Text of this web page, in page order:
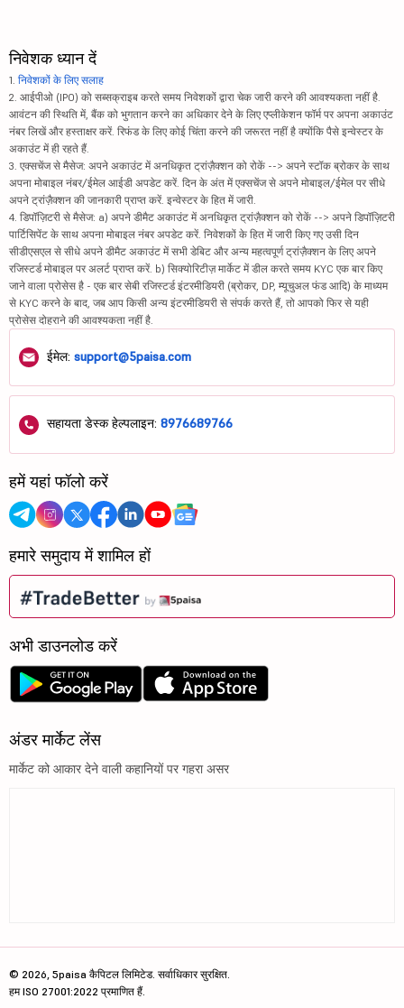
निवेशक ध्यान दें
1. निवेशकों के लिए सलाह
2. आईपीओ (IPO) को सब्सक्राइब करते समय निवेशकों द्वारा चेक जारी करने की आवश्यकता नहीं है.
आवंटन की स्थिति में, बैंक को भुगतान करने का अधिकार देने के लिए एप्लीकेशन फॉर्म पर अपना अकाउंट
नंबर लिखें और हस्ताक्षर करें. रिफंड के लिए कोई चिंता करने की जरूरत नहीं है क्योंकि पैसे इन्वेस्टर के
अकाउंट में ही रहते हैं.
3. एक्सचेंज से मैसेज: अपने अकाउंट में अनधिकृत ट्रांज़ैक्शन को रोकें --> अपने स्टॉक ब्रोकर के साथ
अपना मोबाइल नंबर/ईमेल आईडी अपडेट करें. दिन के अंत में एक्सचेंज से अपने मोबाइल/ईमेल पर सीधे
अपने ट्रांज़ैक्शन की जानकारी प्राप्त करें. इन्वेस्टर के हित में जारी.
4. डिपॉज़िटरी से मैसेज: a) अपने डीमैट अकाउंट में अनधिकृत ट्रांज़ैक्शन को रोकें --> अपने डिपॉज़िटरी
पार्टिसिपेंट के साथ अपना मोबाइल नंबर अपडेट करें. निवेशकों के हित में जारी किए गए उसी दिन
सीडीएसएल से सीधे अपने डीमैट अकाउंट में सभी डेबिट और अन्य महत्वपूर्ण ट्रांज़ैक्शन के लिए अपने
रजिस्टर्ड मोबाइल पर अलर्ट प्राप्त करें. b) सिक्योरिटीज़ मार्केट में डील करते समय KYC एक बार किए
जाने वाला प्रोसेस है - एक बार सेबी रजिस्टर्ड इंटरमीडियरी (ब्रोकर, DP, म्यूचुअल फंड आदि) के माध्यम
से KYC करने के बाद, जब आप किसी अन्य इंटरमीडियरी से संपर्क करते हैं, तो आपको फिर से यही
प्रोसेस दोहराने की आवश्यकता नहीं है.
ईमेल: support@5paisa.com
सहायता डेस्क हेल्पलाइन: 8976689766
हमें यहां फॉलो करें
हमारे समुदाय में शामिल हों
अभी डाउनलोड करें
अंडर मार्केट लेंस
मार्केट को आकार देने वाली कहानियों पर गहरा असर
© 2026, 5paisa कैपिटल लिमिटेड. सर्वाधिकार सुरक्षित.
हम ISO 27001:2022 प्रमाणित हैं.